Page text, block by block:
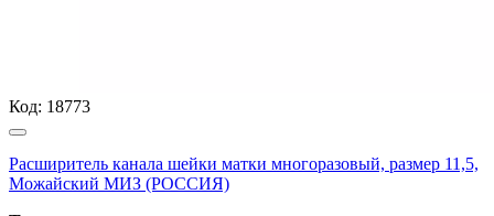
Код: 18773
Расширитель канала шейки матки многоразовый, размер 11,5,
Можайский МИЗ (РОССИЯ)